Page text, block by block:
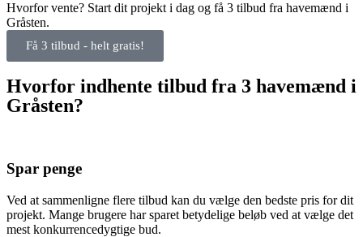
Hvorfor vente? Start dit projekt i dag og få 3 tilbud fra havemænd i
Gråsten.
Få 3 tilbud - helt gratis!
Hvorfor indhente tilbud fra 3 havemænd i
Gråsten?
Spar penge
Ved at sammenligne flere tilbud kan du vælge den bedste pris for dit
projekt. Mange brugere har sparet betydelige beløb ved at vælge det
mest konkurrencedygtige bud.